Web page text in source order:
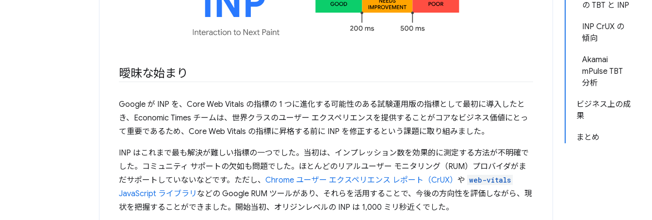
の TBT と INP
INP CrUX の
傾向
Akamai
mPulse TBT
分析
ビジネス上の成
果
まとめ
曖昧な始まり
Google が INP を、Core Web Vitals の指標の 1 つに進化する可能性のある試験運用版の指標として最初に導入したと
き、Economic Times チームは、世界クラスのユーザー エクスペリエンスを提供することがコアなビジネス価値にとっ
て重要であるため、Core Web Vitals の指標に昇格する前に INP を修正するという課題に取り組みました。
INP はこれまで最も解決が難しい指標の一つでした。当初は、インプレッション数を効果的に測定する方法が不明確で
した。コミュニティ サポートの欠如も問題でした。ほとんどのリアルユーザー モニタリング（RUM）プロバイダがま
だサポートしていないなどです。ただし、 Chrome ユーザー エクスペリエンス レポート（CrUX） や web-vitals
JavaScript ライブラリ などの Google RUM ツールがあり、それらを活用することで、今後の方向性を評価しながら、現
状を把握することができました。開始当初、オリジンレベルの INP は 1,000 ミリ秒近くでした。